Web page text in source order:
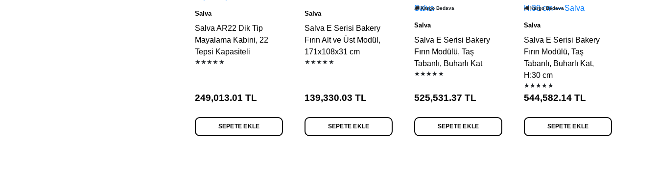
Salva
Salva AR22 Dik Tip
Mayalama Kabini, 22
Tepsi Kapasiteli
★★★★★
249,013.01 TL
SEPETE EKLE
Salva
Salva E Serisi Bakery
Fırın Alt ve Üst Modül,
171x108x31 cm
★★★★★
139,330.03 TL
SEPETE EKLE
Kargo Bedava
Salva
Salva E Serisi Bakery
Fırın Modülü, Taş
Tabanlı, Buharlı Kat
★★★★★
525,531.37 TL
SEPETE EKLE
Kargo Bedava
Salva
Salva E Serisi Bakery
Fırın Modülü, Taş
Tabanlı, Buharlı Kat,
H:30 cm
★★★★★
544,582.14TL
SEPETE EKLE